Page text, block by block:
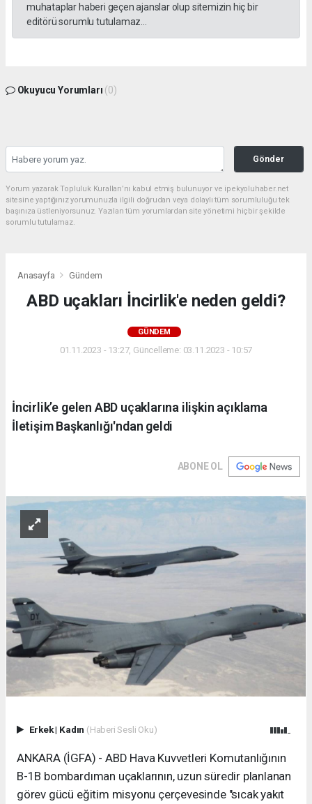
muhataplar haberi geçen ajanslar olup sitemizin hiç bir
editörü sorumlu tutulamaz...
Okuyucu Yorumları (0)
Gönder
Yorum yazarak Topluluk Kuralları’nı kabul etmiş bulunuyor ve ipekyoluhaber.net
sitesine yaptığınız yorumunuzla ilgili doğrudan veya dolaylı tüm sorumluluğu tek
başınıza üstleniyorsunuz. Yazılan tüm yorumlardan site yönetimi hiçbir şekilde
sorumlu tutulamaz.
Anasayfa Gündem
ABD uçakları İncirlik'e neden geldi?
GÜNDEM
01.11.2023 - 13:27, Güncelleme: 03.11.2023 - 10:57
İncirlik’e gelen ABD uçaklarına ilişkin açıklama
İletişim Başkanlığı'ndan geldi
ABONE OL
Erkek| Kadın (Haberi Sesli Oku)
ANKARA (İGFA) - ABD Hava Kuvvetleri Komutanlığının
B-1B bombardıman uçaklarının, uzun süredir planlanan
görev gücü eğitim misyonu çerçevesinde "sıcak yakıt